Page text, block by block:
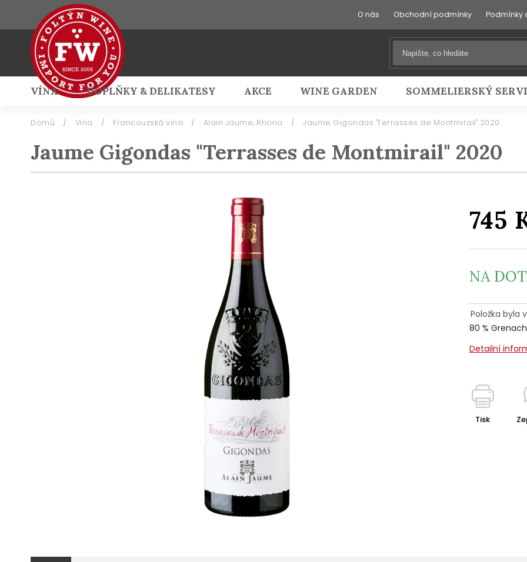
O nás Obchodní podmínky Podmínky
VÍNA DOPLŇKY & DELIKATESY AKCE WINE GARDEN SOMMELIERSKÝ
Přihlášení
Domů / Vína / Francouzská vína / Alain Jaume, Rhona / Jaume Gigondas "Terrasses de Montmirail" 2020
Jaume Gigondas "Terrasses de Montmirail" 2020
745
NA
Položka byla
80 %
Detailní
Tisk